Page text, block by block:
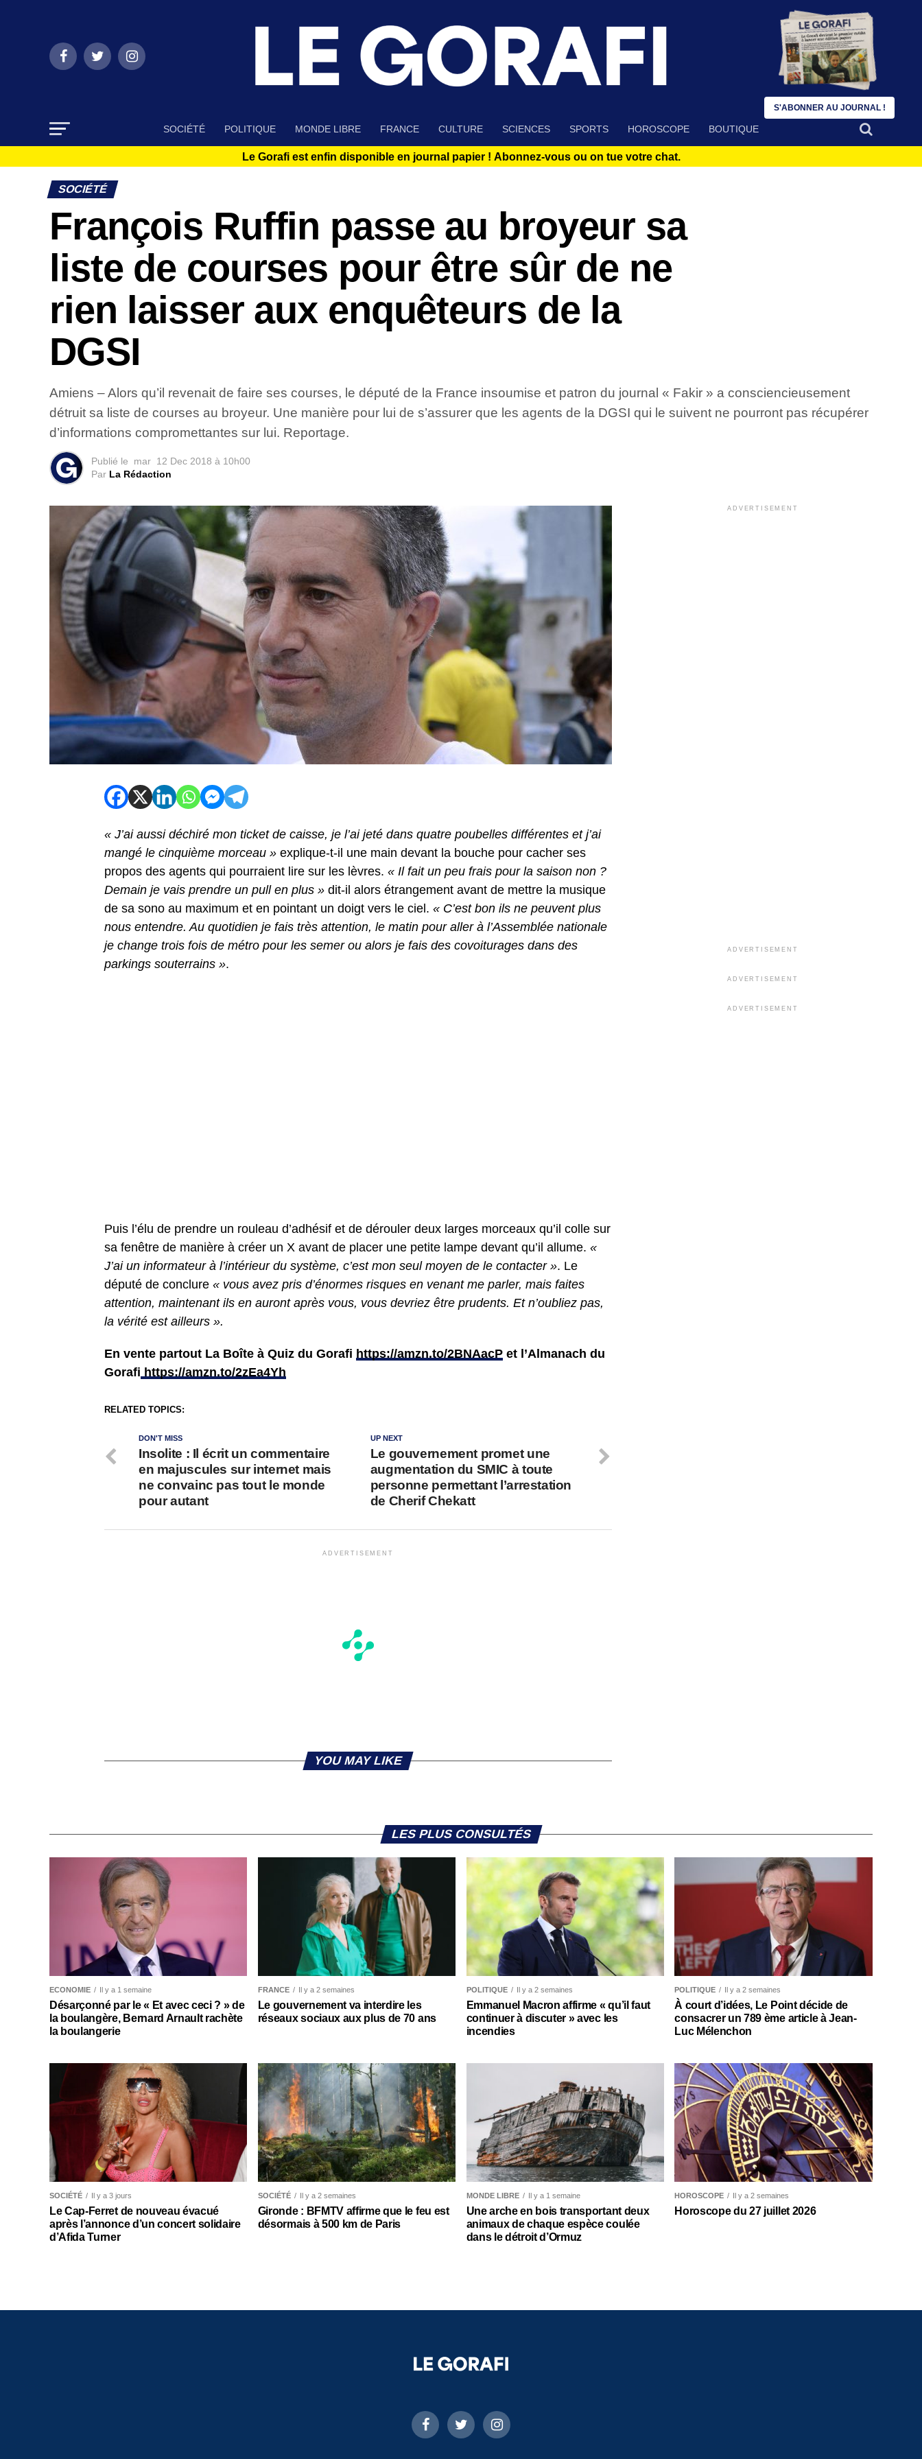
SOCIÉTÉ POLITIQUE MONDE LIBRE FRANCE CULTURE SCIENCES SPORTS HOROSCOPE BOUTIQUE
Le Gorafi est enfin disponible en journal papier ! Abonnez-vous ou on tue votre chat.
SOCIÉTÉ
François Ruffin passe au broyeur sa
liste de courses pour être sûr de ne
rien laisser aux enquêteurs de la
DGSI
Amiens – Alors qu’il revenait de faire ses courses, le député de la France insoumise et patron du journal « Fakir » a consciencieusement
détruit sa liste de courses au broyeur. Une manière pour lui de s’assurer que les agents de la DGSI qui le suivent ne pourront pas récupérer
d’informations compromettantes sur lui. Reportage.
Publié le mar 12 Dec 2018 à 10h00
Par La Rédaction
« J’ai aussi déchiré mon ticket de caisse, je l’ai jeté dans quatre poubelles différentes et j’ai
mangé le cinquième morceau » explique-t-il une main devant la bouche pour cacher ses
propos des agents qui pourraient lire sur les lèvres. « Il fait un peu frais pour la saison non ?
Demain je vais prendre un pull en plus » dit-il alors étrangement avant de mettre la musique
de sa sono au maximum et en pointant un doigt vers le ciel. « C’est bon ils ne peuvent plus
nous entendre. Au quotidien je fais très attention, le matin pour aller à l’Assemblée nationale
je change trois fois de métro pour les semer ou alors je fais des covoiturages dans des
parkings souterrains ».
Puis l’élu de prendre un rouleau d’adhésif et de dérouler deux larges morceaux qu’il colle sur
sa fenêtre de manière à créer un X avant de placer une petite lampe devant qu’il allume. «
J’ai un informateur à l’intérieur du système, c’est mon seul moyen de le contacter ». Le
député de conclure « vous avez pris d’énormes risques en venant me parler, mais faites
attention, maintenant ils en auront après vous, vous devriez être prudents. Et n’oubliez pas,
la vérité est ailleurs ».
En vente partout La Boîte à Quiz du Gorafi https://amzn.to/2BNAacP et l’Almanach du
Gorafi https://amzn.to/2zEa4Yh
RELATED TOPICS:
UP NEXT
Le gouvernement promet une
augmentation du SMIC à toute
personne permettant l’arrestation
de Cherif Chekatt
DON'T MISS
Insolite : Il écrit un commentaire
en majuscules sur internet mais
ne convainc pas tout le monde
pour autant
ADVERTISEMENT
YOU MAY LIKE
ADVERTISEMENT
ADVERTISEMENT
ADVERTISEMENT
ADVERTISEMENT
LES PLUS CONSULTÉS
ECONOMIE Il y a 1 semaine
Désarçonné par le « Et avec ceci ? » de
la boulangère, Bernard Arnault rachète
la boulangerie
FRANCE Il y a 2 semaines
Le gouvernement va interdire les
réseaux sociaux aux plus de 70 ans
POLITIQUE Il y a 2 semaines
Emmanuel Macron affirme « qu’il faut
continuer à discuter » avec les
incendies
POLITIQUE Il y a 2 semaines
À court d’idées, Le Point décide de
consacrer un 789 ème article à Jean-
Luc Mélenchon
SOCIÉTÉ Il y a 3 jours
Le Cap-Ferret de nouveau évacué
après l’annonce d’un concert solidaire
d’Afida Turner
SOCIÉTÉ Il y a 2 semaines
Gironde : BFMTV affirme que le feu est
désormais à 500 km de Paris
MONDE LIBRE Il y a 1 semaine
Une arche en bois transportant deux
animaux de chaque espèce coulée
dans le détroit d’Ormuz
HOROSCOPE Il y a 2 semaines
Horoscope du 27 juillet 2026
S'ABONNER AU JOURNAL !